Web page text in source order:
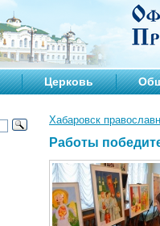
Церковь
Хабаровск
Работы